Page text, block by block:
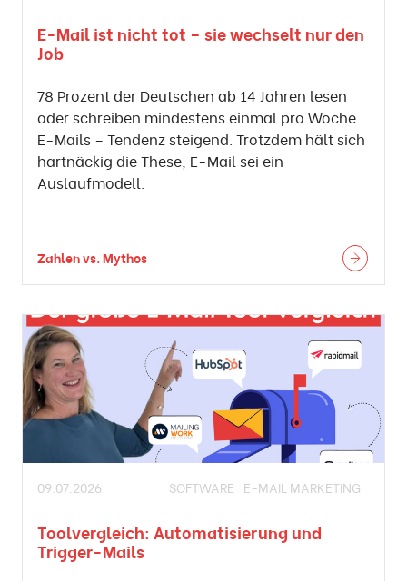
E-Mail ist nicht tot – sie wechselt nur den
Job
78 Prozent der Deutschen ab 14 Jahren lesen
oder schreiben mindestens einmal pro Woche
E-Mails – Tendenz steigend. Trotzdem hält sich
hartnäckig die These, E-Mail sei ein
Auslaufmodell.
Zahlen vs. Mythos
09.07.2026 SOFTWARE E-MAIL MARKETING
Toolvergleich: Automatisierung und
Trigger-Mails